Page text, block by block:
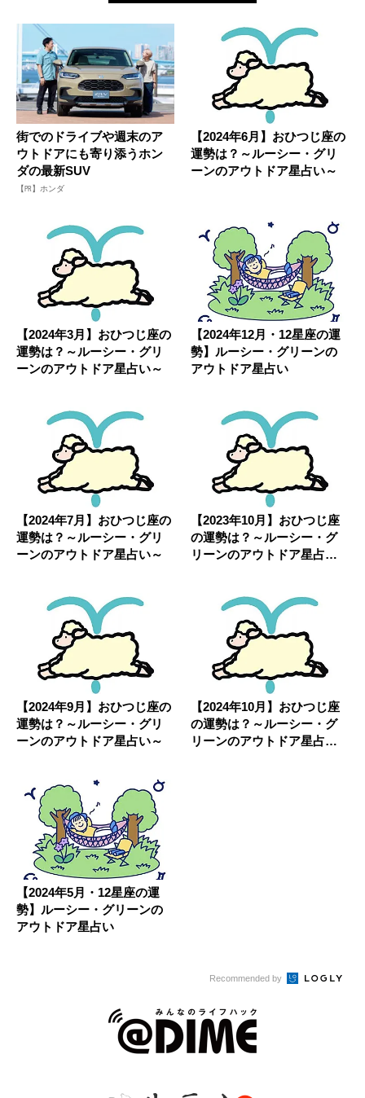
街でのドライブや週末のア
ウトドアにも寄り添うホン
ダの最新SUV
【PR】ホンダ
【2024年6月】おひつじ座の
運勢は？～ルーシー・グリ
ーンのアウトドア星占い～
【2024年3月】おひつじ座の
運勢は？～ルーシー・グリ
ーンのアウトドア星占い～
【2024年12月・12星座の運
勢】ルーシー・グリーンの
アウトドア星占い
【2024年7月】おひつじ座の
運勢は？～ルーシー・グリ
ーンのアウトドア星占い～
【2023年10月】おひつじ座
の運勢は？～ルーシー・グ
リーンのアウトドア星占い
【2024年9月】おひつじ座の
運勢は？～ルーシー・グリ
ーンのアウトドア星占い～
【2024年10月】おひつじ座
の運勢は？～ルーシー・グ
リーンのアウトドア星占い
【2024年5月・12星座の運
勢】ルーシー・グリーンの
アウトドア星占い
Recommended by